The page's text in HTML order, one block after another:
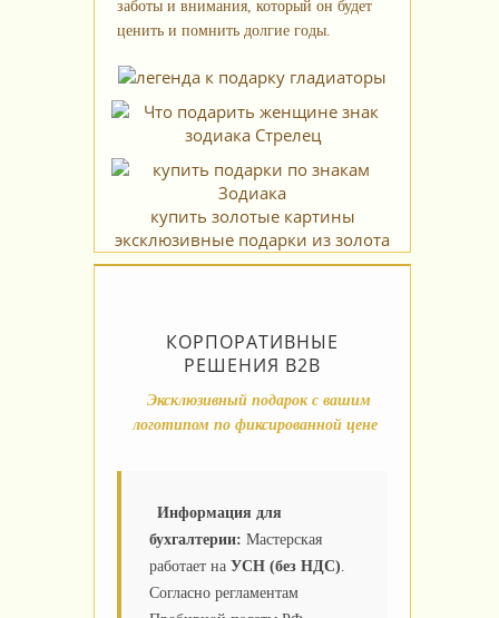
заботы и внимания, который он будет
ценить и помнить долгие годы.
купить золотые картины
эксклюзивные подарки из золота
КОРПОРАТИВНЫЕ
РЕШЕНИЯ B2B
Эксклюзивный подарок с вашим
логотипом по фиксированной цене
Информация для
бухгалтерии: Мастерская
работает на УСН (без НДС)
Согласно регламентам